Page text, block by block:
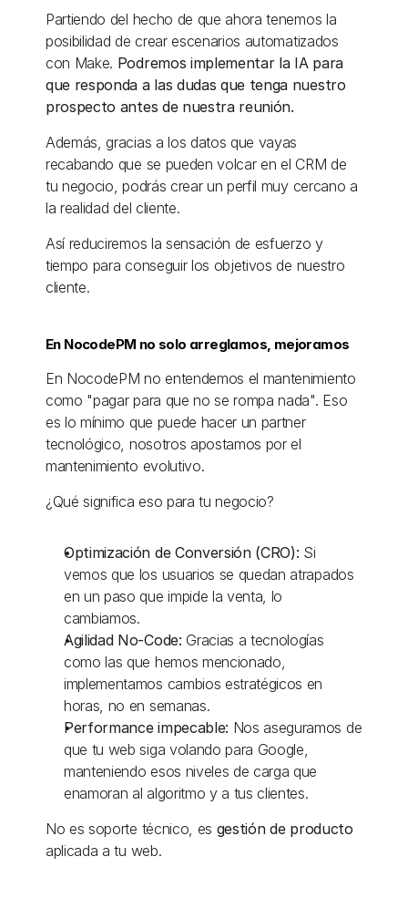
Partiendo del hecho de que ahora tenemos la
posibilidad de crear escenarios automatizados
con Make. Podremos implementar la IA para
que responda a las dudas que tenga nuestro
prospecto antes de nuestra reunión.
Además, gracias a los datos que vayas
recabando que se pueden volcar en el CRM de
tu negocio, podrás crear un perfil muy cercano a
la realidad del cliente.
Así reduciremos la sensación de esfuerzo y
tiempo para conseguir los objetivos de nuestro
cliente.
En NocodePM no solo arreglamos, mejoramos
En NocodePM no entendemos el mantenimiento
como "pagar para que no se rompa nada". Eso
es lo mínimo que puede hacer un partner
tecnológico, nosotros apostamos por el
mantenimiento evolutivo.
¿Qué significa eso para tu negocio?
Optimización de Conversión (CRO): Si
vemos que los usuarios se quedan atrapados
en un paso que impide la venta, lo
cambiamos.
Agilidad No-Code: Gracias a tecnologías
como las que hemos mencionado,
implementamos cambios estratégicos en
horas, no en semanas.
Performance impecable: Nos aseguramos de
que tu web siga volando para Google,
manteniendo esos niveles de carga que
enamoran al algoritmo y a tus clientes.
No es soporte técnico, es gestión de producto
aplicada a tu web.